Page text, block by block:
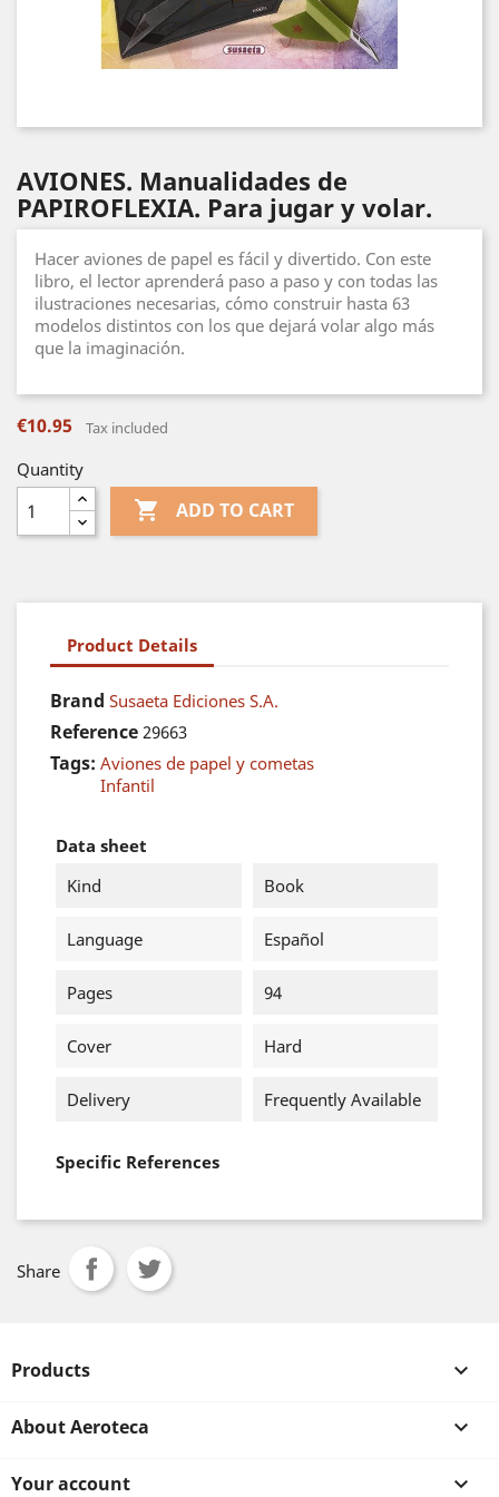
AVIONES. Manualidades de
PAPIROFLEXIA. Para jugar y volar.
Hacer aviones de papel es fácil y divertido. Con este
libro, el lector aprenderá paso a paso y con todas las
ilustraciones necesarias, cómo construir hasta 63
modelos distintos con los que dejará volar algo más
que la imaginación.
€10.95 Tax included
Quantity
 ADD TO CART
Product Details
Brand Susaeta Ediciones S.A.
Reference 29663
Tags: Aviones de papel y cometas
Infantil
Data sheet
Kind
Book
Language Español
Pages 94
Cover Hard
Delivery Frequently Available
Specific References
Share
Products 
About Aeroteca 
Your account 